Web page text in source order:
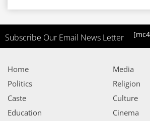
Subscribe Our Email News Letter
Home
Politics
Caste
Education
Media
Religion
Culture
Cinema